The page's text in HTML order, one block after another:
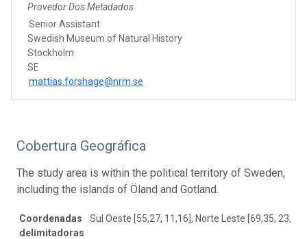
Provedor Dos Metadados
Senior Assistant
Swedish Museum of Natural History
Stockholm
SE
mattias.forshage@nrm.se
Cobertura Geográfica
The study area is within the political territory of Sweden,
including the islands of Öland and Gotland.
Coordenadas
delimitadoras
Sul Oeste [55,27, 11,16], Norte Leste [69,35, 23,82]